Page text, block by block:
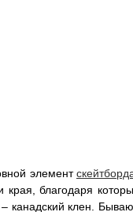
элемент
края, благодаря
– канадский клен.